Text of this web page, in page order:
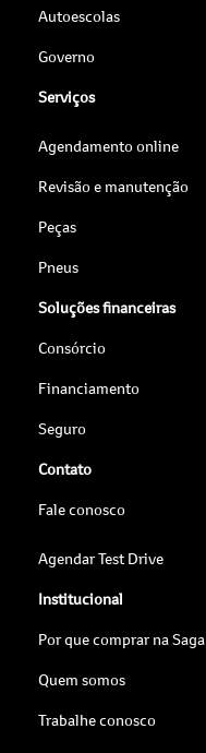
Autoescolas
Governo
Serviços
Agendamento online
Revisão e manutenção
Peças
Pneus
Soluções financeiras
Consórcio
Financiamento
Seguro
Contato
Fale conosco
Agendar Test Drive
Institucional
Por que comprar na Saga
Quem somos
Trabalhe conosco